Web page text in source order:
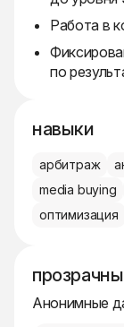
Работа в
по
навыки
арбитраж
media buying
оптимизация
Анонимные